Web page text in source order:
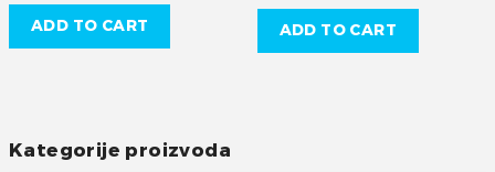
ADD TO CART ADD TO CART
Kategorije proizvoda